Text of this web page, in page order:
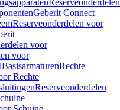
Reserveonderdelen
Geberit Connect
Reserveonderdelen voor
voor
voor
BasisarmaturenRechte
Rechte
Reserveonderdelen